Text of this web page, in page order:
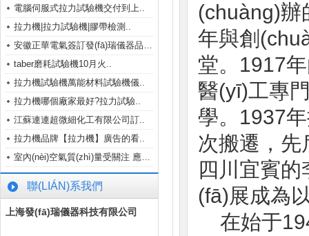
電腦伺服式拉力試驗機交付到上..
拉力機|拉力試驗機|膠帶檢測..
安徽正華電氣簽訂發(fā)瑞儀器品牌..
taber磨耗試驗機10月火..
拉力機試驗機萬能材料試驗機儀..
拉力機哪個廠家最好?拉力試驗..
江蘇連連超微細化工有限公司訂..
拉力機品牌【拉力機】廣告的看..
室內(nèi)空氣質(zhì)量受關注 應盡快出..
聯(LIÁN)系我們
上海發(fā)瑞儀器科技有限公司
(chuàng)辦
年與創
堂。1917
醫(yī)工專
學。
次搬遷，
四川宜賓的
(fā)展成為以
在始于